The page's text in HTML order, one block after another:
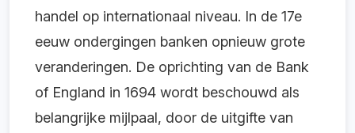
handel op internationaal niveau. In de 17e
eeuw ondergingen banken opnieuw grote
veranderingen. De oprichting van de Bank
of England in 1694 wordt beschouwd als
belangrijke mijlpaal, door de uitgifte van